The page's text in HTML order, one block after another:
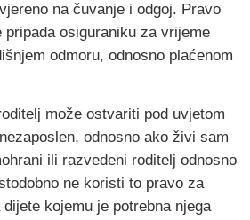
na čuvanje i odgoj. Pravo
pripada osiguraniku za vrijeme
odmoru, odnosno plaćenom
može ostvariti pod uvjetom
odnosno ako živi sam
ili razvedeni roditelj odnosno
ne koristi to pravo za
kojemu je potrebna njega